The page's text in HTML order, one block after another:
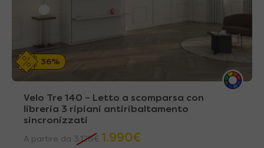
36%
Velo Tre 140 – Letto a scomparsa con
libreria 3 ripiani antiribaltamento
sincronizzati
A partire da 3.128€ 1.990€